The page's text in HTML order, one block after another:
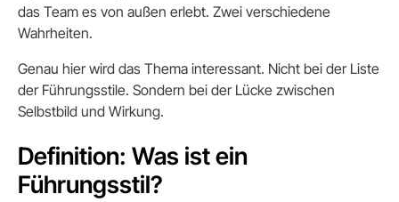
das Team es von außen erlebt. Zwei verschiedene
Wahrheiten.
Genau hier wird das Thema interessant. Nicht bei der Liste
der Führungsstile. Sondern bei der Lücke zwischen
Selbstbild und Wirkung.
Definition: Was ist ein
Führungsstil?